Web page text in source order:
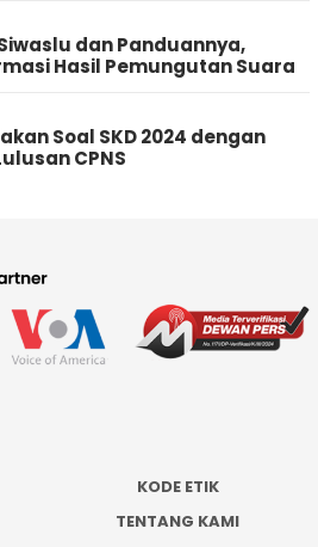
dan Panduannya,
Hasil Pemungutan Suara
Soal SKD 2024 dengan
CPNS
KODE ETIK
TENTANG KAMI